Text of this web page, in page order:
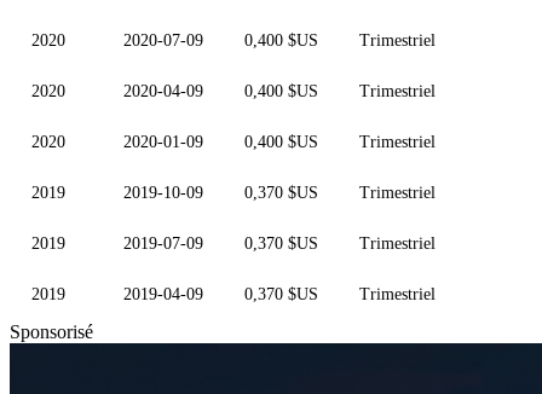
2020 2020-07-09 0,400 $US Trimestriel
2020 2020-04-09 0,400 $US Trimestriel
2020 2020-01-09 0,400 $US Trimestriel
2019 2019-10-09 0,370 $US Trimestriel
2019 2019-07-09 0,370 $US Trimestriel
2019 2019-04-09 0,370 $US Trimestriel
Sponsorisé